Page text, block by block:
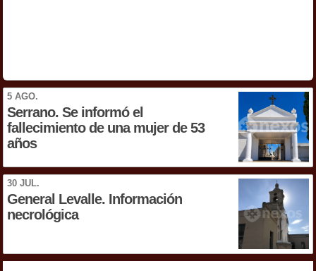
5 AGO.
Serrano. Se informó el
fallecimiento de una mujer de 53
años
30 JUL.
General Levalle. Información
necrológica